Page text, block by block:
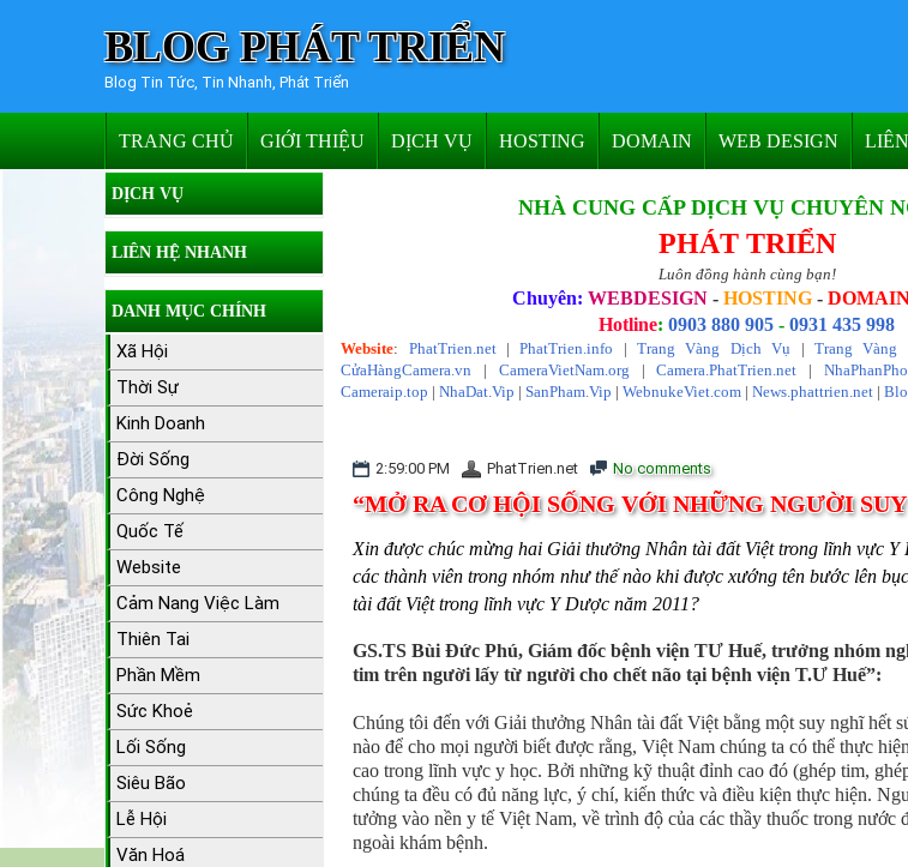
BLOG PHÁT TRIỂN
Blog Tin Tức, Tin Nhanh, Phát Triển
TRANG CHỦ GIỚI THIỆU DỊCH VỤ HOSTING DOMAIN WEB DESIGN
NHÀ CUNG CẤP DỊCH VỤ CHUYÊN
PHÁT TRIỂN
Luôn đồng hành cùng bạn!
Chuyên: WEBDESIGN - HOSTING -
Hotline:0903 880 905 -0931 435 998
Website: PhatTrien.net|PhatTrien.info |Trang Vàng Dịch Vụ | Trang Vàng
CửaHàngCamera.vn | CameraVietNam.org |Camera.PhatTrien.net |
Cameraip.top |NhaDat.Vip |SanPham.Vip |WebnukeViet.com |News.phattrien.net |
2:59:00 PM PhatTrien.net No comments
“MỞ RA CƠ HỘI SỐNG VỚI NHỮNG NGƯỜI
Xin được chúc mừng hai Giải thưởng Nhân tài đất Việt trong lĩnh vực Y
các thành viên trong nhóm như thế nào khi được xướng tên bước lên
tài đất Việt trong lĩnh vực Y Dược năm 2011?
GS.TS Bùi Đức Phú, Giám đốc bệnh viện TƯ Huế, trưởng nhóm
tim trên người lấy từ người cho chết não tại bệnh viện T.Ư Huế”:
Chúng tôi đến với Giải thưởng Nhân tài đất Việt bằng một suy nghĩ hết
nào để cho mọi người biết được rằng, Việt Nam chúng ta có thể thực
cao trong lĩnh vực y học. Bởi những kỹ thuật đỉnh cao đó (ghép tim,
chúng ta đều có đủ năng lực, ý chí, kiến thức và điều kiện thực hiện.
tưởng vào nền y tế Việt Nam, về trình độ của các thầy thuốc trong nước
ngoài khám bệnh.
DỊCH VỤ
LIÊN HỆ NHANH
DANH MỤC CHÍNH
Xã Hội
Thời Sự
Kinh Doanh
Đời Sống
Công Nghệ
Quốc Tế
Website
Cảm Nang Việc Làm
Thiên Tai
Phần Mềm
Sức Khoẻ
Lối Sống
Siêu Bão
Lễ Hội
Văn Hoá